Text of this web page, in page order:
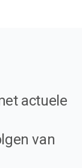
actuele
van